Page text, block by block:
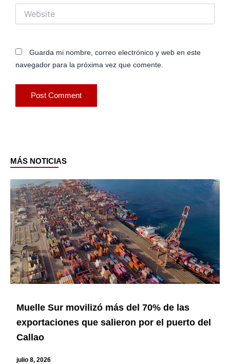
Guarda mi nombre, correo electrónico y web en este
navegador para la próxima vez que comente.
MÁS NOTICIAS
Muelle Sur movilizó más del 70% de las
exportaciones que salieron por el puerto del
Callao
julio 8, 2026
PagePage